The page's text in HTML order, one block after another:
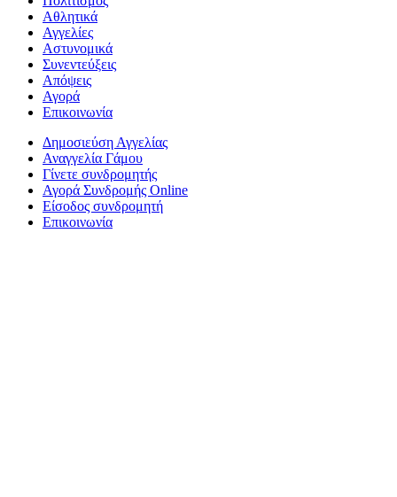
Αθλητικά
Αγγελίες
Αστυνομικά
Συνεντεύξεις
Απόψεις
Αγορά
Επικοινωνία
Δημοσιεύση Αγγελίας
Αναγγελία Γάμου
Γίνετε συνδρομητής
Αγορά Συνδρομής Online
Είσοδος συνδρομητή
Επικοινωνία